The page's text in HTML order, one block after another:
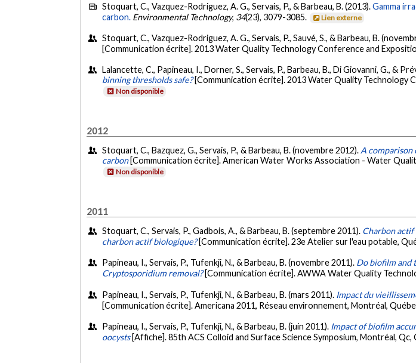
Stoquart, C., Vazquez-Rodriguez, A. G., Servais, P., & Barbeau, B. (2013).Gamma
carbon. Environmental Technology, 34(23), 3079-3085. Lien externe
Stoquart, C., Vazquez-Rodriguez, A. G., Servais, P., Sauvé, S., & Barbeau, B.
[Communication écrite]. 2013 Water Quality Technology Conference and
Lalancette, C., Papineau, I., Dorner, S., Servais, P., Barbeau, B., Di Giovanni, G., &
binning thresholds safe? [Communication écrite]. 2013 Water Quality Technology
Non disponible
2012
Stoquart, C., Bazquez, G., Servais, P., & Barbeau, B. (novembre 2012). A comparison
carbon [Communication écrite]. American Water Works Association - Water
Non disponible
2011
Stoquart, C., Servais, P., Gadbois, A., & Barbeau, B. (septembre 2011). Charbon
charbon actif biologique? [Communication écrite]. 23e Atelier sur l'eau potable,
Papineau, I., Servais, P., Tufenkji, N., & Barbeau, B. (novembre 2011). Do biofilm and
Cryptosporidium removal? [Communication écrite]. AWWA Water Quality
Papineau, I., Servais, P., Tufenkji, N., & Barbeau, B. (mars 2011). Impact du
[Communication écrite]. Americana 2011, Réseau environnement, Montréal,
Papineau, I., Servais, P., Tufenkji, N., & Barbeau, B. (juin 2011). Impact of biofilm
oocysts [Affiche]. 85th ACS Colloid and Surface Science Symposium, Montréal, Qc,